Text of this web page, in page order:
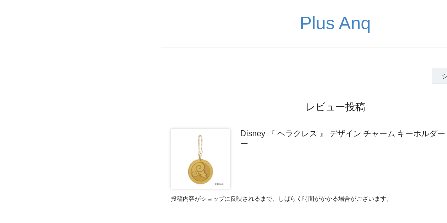
Plus Anq
レビュー投稿
Disney 『 ヘラクレス 』 デザイン チャーム キーホルダー
ー
投稿内容がショップに反映されるまで、しばらく時間がかかる場合がございます。